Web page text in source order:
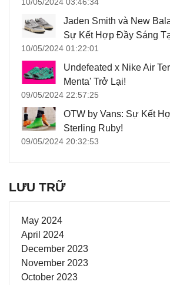
Jaden Smith và New
Sự Kết Hợp Đầy Sáng
10/05/2024 01:22:01
Undefeated x Nike Air
Menta' Trở Lại!
09/05/2024 22:57:25
OTW by Vans: Sự Kết
Sterling Ruby!
09/05/2024 20:32:53
LƯU TRỮ
May 2024
April 2024
December 2023
November 2023
October 2023